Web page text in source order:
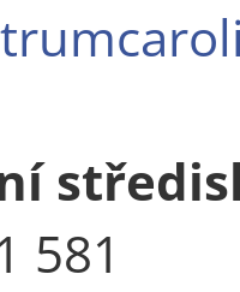
581